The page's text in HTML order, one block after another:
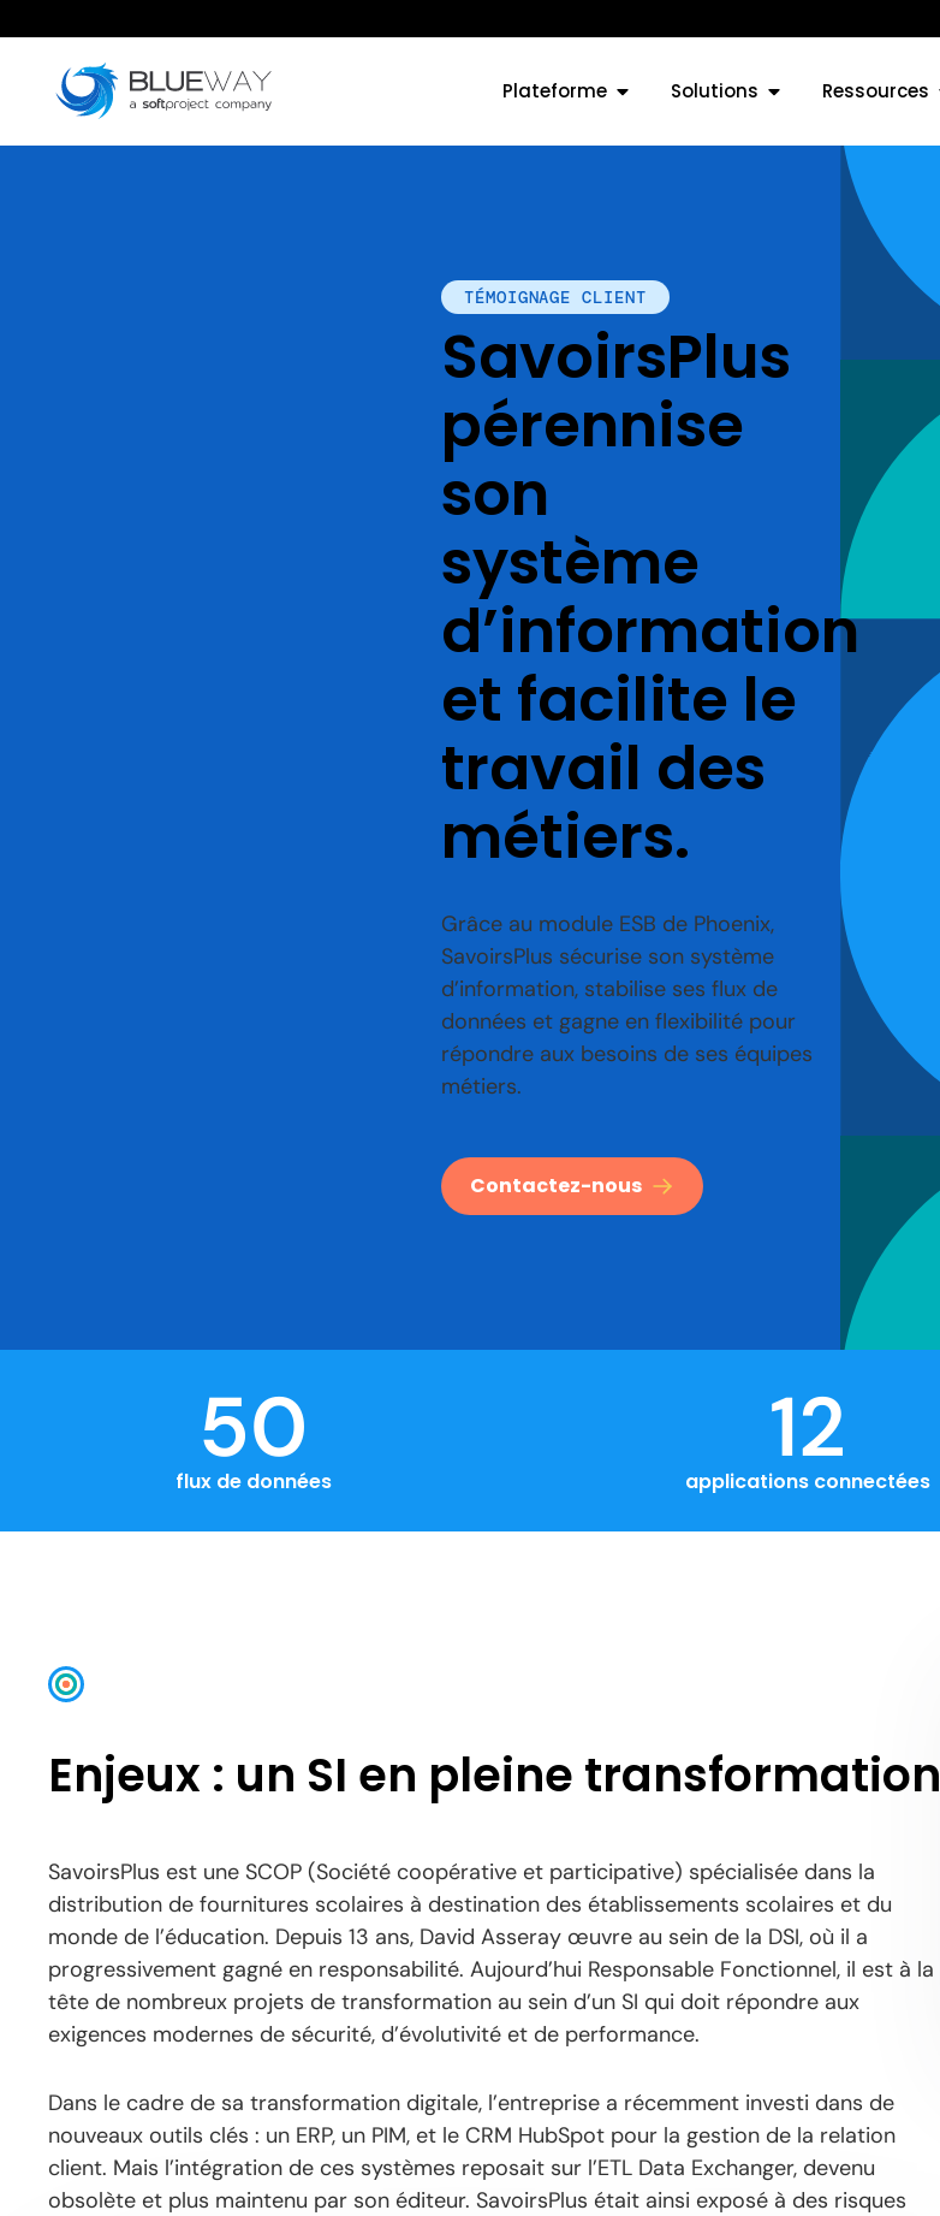
Plateforme Solutions Ressources
TÉMOIGNAGE CLIENT
SavoirsPlus
pérennise
son
système
d’information
et facilite le
travail des
métiers.
Grâce au module ESB de Phoenix,
SavoirsPlus sécurise son système
d’information, stabilise ses flux de
données et gagne en flexibilité pour
répondre aux besoins de ses équipes
métiers.
Contactez-nous
flux de données
50
applications connectées
12
Enjeux : un SI en pleine transformation
SavoirsPlus est une SCOP (Société coopérative et participative) spécialisée dans la
distribution de fournitures scolaires à destination des établissements scolaires et du
monde de l’éducation. Depuis 13 ans, David Asseray œuvre au sein de la DSI, où il a
progressivement gagné en responsabilité. Aujourd’hui Responsable Fonctionnel, il est à la
tête de nombreux projets de transformation au sein d’un SI qui doit répondre aux
exigences modernes de sécurité, d’évolutivité et de performance.
Dans le cadre de sa transformation digitale, l’entreprise a récemment investi dans de
nouveaux outils clés : un ERP, un PIM, et le CRM HubSpot pour la gestion de la relation
client. Mais l’intégration de ces systèmes reposait sur l’ETL Data Exchanger, devenu
obsolète et plus maintenu par son éditeur. SavoirsPlus était ainsi exposé à des risques